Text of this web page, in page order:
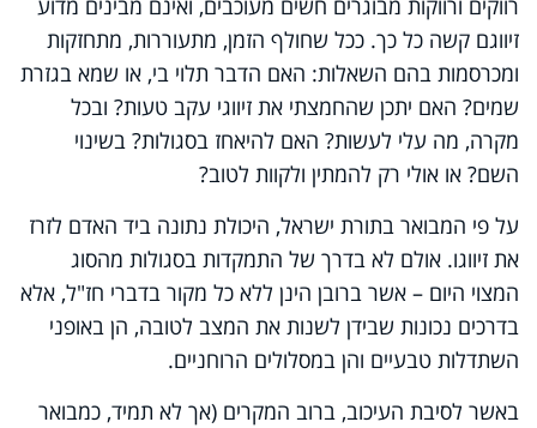
רווקים ורווקות מבוגרים חשים מעוכבים, ואינם מבינים מדוע
זיווגם קשה כל כך. ככל שחולף הזמן, מתעוררות, מתחזקות
ומכרסמות בהם השאלות: האם הדבר תלוי בי, או שמא בגזרת
שמים? האם יתכן שהחמצתי את זיווגי עקב טעות? ובכל
מקרה, מה עלי לעשות? האם להיאחז בסגולות? בשינוי
השם? או אולי רק להמתין ולקוות לטוב?
על פי המבואר בתורת ישראל, היכולת נתונה ביד האדם לזרז
את זיווגו. אולם לא בדרך של התמקדות בסגולות מהסוג
המצוי היום – אשר ברובן הינן ללא כל מקור בדברי חז"ל, אלא
בדרכים נכונות שבידן לשנות את המצב לטובה, הן באופני
השתדלות טבעיים והן במסלולים הרוחניים.
באשר לסיבת העיכוב, ברוב המקרים (אך לא תמיד, כמבואר